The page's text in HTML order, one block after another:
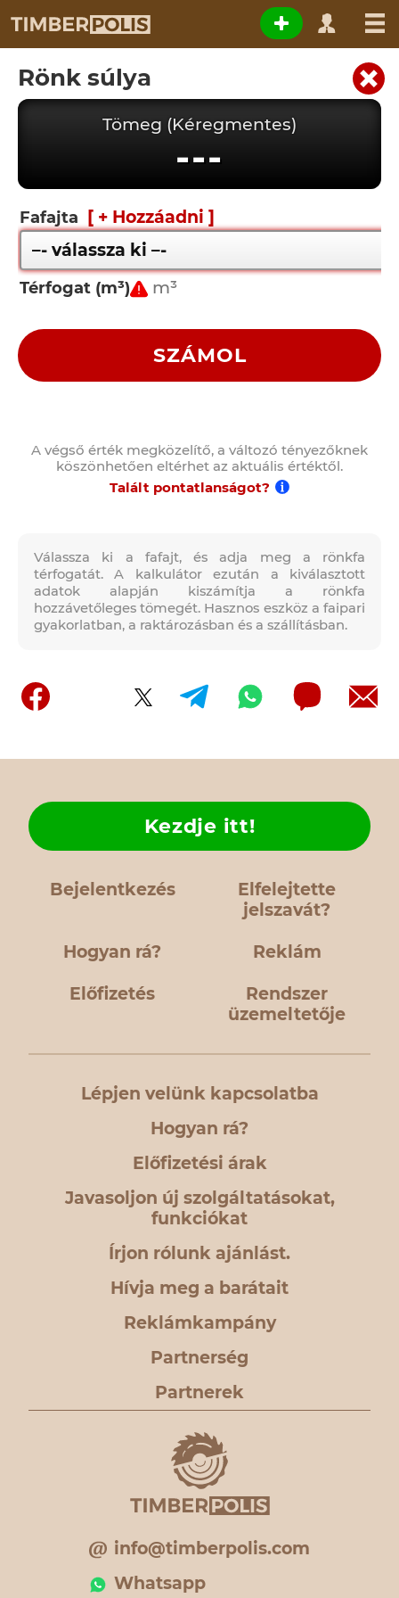
Rönk súlya
Válassza ki a fafajt, és adja meg a rönkfa
térfogatát. A kalkulátor ezután a kiválasztott
adatok alapján kiszámítja a rönkfa
hozzávetőleges tömegét. Hasznos eszköz a faipari
gyakorlatban, a raktározásban és a szállításban.
Tömeg (Kéregmentes)
---
Fafajta [ + Hozzáadni ]
Térfogat (m³)
SZÁMOL
A végső érték megközelítő, a változó tényezőknek
köszönhetően eltérhet az aktuális értéktől.
Talált pontatlanságot?
Bejelentkezés
Elfelejtette
jelszavát?
Hogyan rá?
Kezdje itt!
Reklám
Előfizetés
Rendszer
üzemeltetője
Lépjen velünk kapcsolatba
Hogyan rá?
Előfizetési árak
Javasoljon új szolgáltatásokat,
funkciókat
Írjon rólunk ajánlást.
Hívja meg a barátait
Reklámkampány
Partnerség
Partnerek
info@timberpolis.com
Whatsapp